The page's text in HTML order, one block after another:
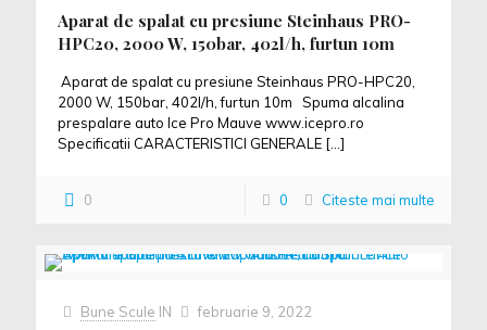
Aparat de spalat cu presiune Steinhaus PRO-
HPC20, 2000 W, 150bar, 402l/h, furtun 10m
Aparat de spalat cu presiune Steinhaus PRO-HPC20,
2000 W, 150bar, 402l/h, furtun 10m Spuma alcalina
prespalare auto Ice Pro Mauve www.icepro.ro
Specificatii CARACTERISTICI GENERALE […]
0 0 Citeste mai multe
Bune Scule IN februarie 9, 2022